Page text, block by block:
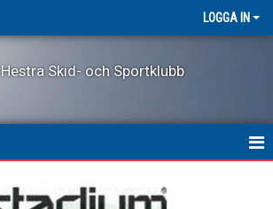
LOGGA IN
Hestra Skid- och Sportklubb